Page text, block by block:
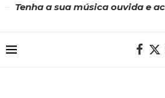
Tenha a sua música ouvida e